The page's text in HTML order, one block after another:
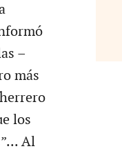
–
más
los
Al